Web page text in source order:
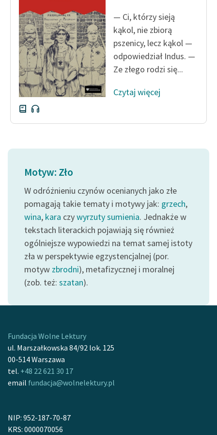
Kolekcje edukacyjne
twórców przechodzących
do domeny publicznej,
lektur szkolnych oraz
Starego Testamentu
Odkurzamy bohaterów
Szkoła Poezji Wolnych
Lektur
Zespół
Zasady wykorzystania
Wolnych Lektur
Logotypy
Materiały promocyjne
Polityka prywatności
Dane fundacji i
sprawozdania finansowe
Deklaracja dostępności
— Ci, którzy sieją
kąkol, nie zbiorą
pszenicy, lecz kąkol —
odpowiedział Indus. —
Ze złego rodzi się...
Czytaj więcej
Motyw: Zło
W odróżnieniu czynów ocenianych jako złe
pomagają takie tematy i motywy jak: grzech,
wina, kara czywyrzuty sumienia. Jednakże w
tekstach literackich pojawiają się również
ogólniejsze wypowiedzi na temat samej istoty
zła w perspektywie egzystencjalnej (por.
motyw zbrodni), metafizycznej i moralnej
(zob. też: szatan).
Fundacja Wolne Lektury
ul. Marszałkowska 84/92 lok. 125
00-514 Warszawa
tel. +48 22 621 30 17
email fundacja@wolnelektury.pl
NIP: 952-187-70-87
KRS: 0000070056